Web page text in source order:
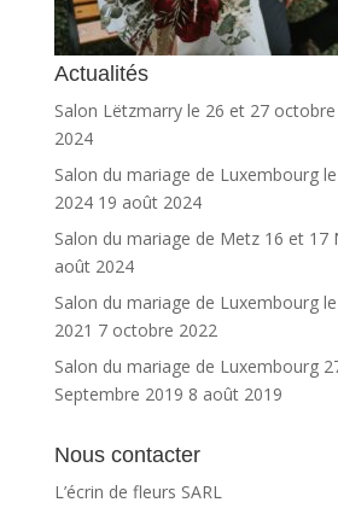
Actualités
Salon Lëtzmarry le 26 et 27
2024
Salon du mariage de Luxembourg
2024 19 août 2024
Salon du mariage de Metz 16 et 17
août 2024
Salon du mariage de Luxembourg
2021 7 octobre 2022
Salon du mariage de Luxembourg
Septembre 2019 8 août 2019
Nous contacter
L’écrin de fleurs SARL